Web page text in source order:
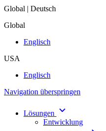
Global | Deutsch
Global
Englisch
USA
Englisch
Navigation überspringen
Lösungen
Entwicklung